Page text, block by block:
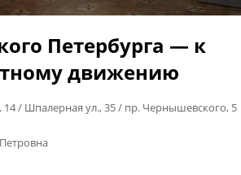
Петербурга — к
движению
14 / Шпалерная ул., 35 / пр. Чернышевского, 5